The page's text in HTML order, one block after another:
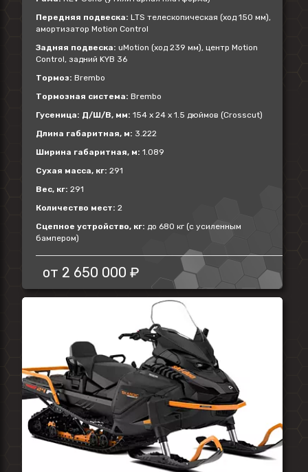
Передняя подвеска: LTS телескопическая (ход 150 мм),
амортизатор Motion Control
Задняя подвеска: uMotion (ход 239 мм), центр Motion
Control, задний KYB 36
Тормоз: Brembo
Тормозная система: Brembo
Гусеница: Д/Ш/В, мм: 154 x 24 x 1.5 дюймов (Crosscut)
Длина габаритная, м: 3.222
Ширина габаритная, м: 1.089
Сухая масса, кг: 291
Вес, кг: 291
Количество мест: 2
Сцепное устройство, кг: до 680 кг (с усиленным
бампером)
от 2 650 000 ₽